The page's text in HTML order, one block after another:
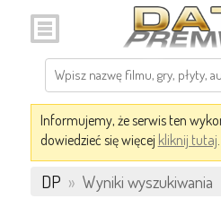
Informujemy, że serwis ten
dowiedzieć się więcej kliknij tutaj.
DP » Wyniki wyszukiwania